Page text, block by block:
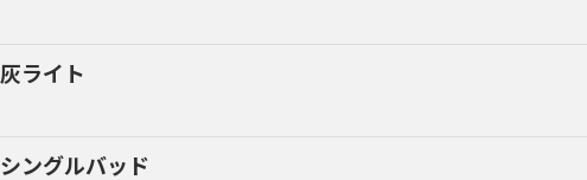
灰ライト
シングルバッド